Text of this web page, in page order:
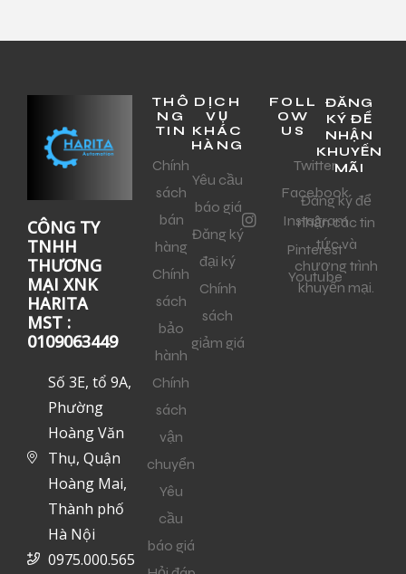
CÔNG TY
TNHH
THƯƠNG
MẠI XNK
HARITA
MST :
0109063449
Số 3E, tổ 9A,
Phường
Hoàng Văn
Thụ, Quận
Hoàng Mai,
Thành phố
Hà Nội
0975.000.565
THÔ
NG
TIN
Chính
sách
bán
hàng
Chính
sách
bảo
hành
Chính
sách
vận
chuyển
Yêu
cầu
báo giá
DỊCH
VỤ
KHÁC
HÀNG
Yêu cầu
báo giá
Đăng ký
đại ký
Chính
sách
giảm giá
FOLL
OW
US
Twitter
Facebook
Instagram
Pinterest
Youtube
ĐĂNG
KÝ ĐỂ
NHẬN
KHUYẾN
MÃI
Đăng ký để
nhận các tin
tức và
chương trình
khuyến mại.